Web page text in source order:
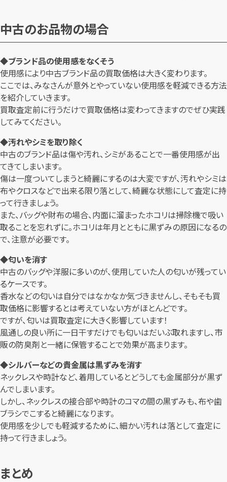
中古のお品物の場合
◆ブランド品の使用感をなくそう
使用感により中古ブランド品の買取価格は大きく変わります。
ここでは、みなさんが意外とやっていない使用感を軽減できる方法
を紹介していきます。
買取査定前に行うだけで買取価格は変わってきますのでぜひ実践
してみてください。
◆汚れやシミを取り除く
中古のブランド品は傷や汚れ、シミがあることで一番使用感が出
てきてしまいます。
傷は一度ついてしまうと綺麗にするのは大変ですが、汚れやシミは
布やクロスなどで出来る限り落として、綺麗な状態にして査定に持
って行きましょう。
また、バッグや財布の場合、内面に溜まったホコリは掃除機で吸い
取ることを忘れずに。ホコリは年月とともに黒ずみの原因になるの
で、注意が必要です。
◆匂いを消す
中古のバッグや洋服に多いのが、使用していた人の匂いが残ってい
るケースです。
香水などの匂いは自分ではなかなか気づきませんし、そもそも買
取価格に影響するとは考えていない方がほとんどです。
ですが、匂いは買取査定に大きく影響しています！
風通しの良い所に一日干すだけでも匂いはだいぶ取れますし、市
販の防臭剤と一緒に保管することで効果が高まります。
◆シルバーなどの貴金属は黒ずみを消す
ネックレスや時計など、着用しているとどうしても金属部分が黒ず
んでしまいます。
しかし、ネックレスの接合部や時計のコマの間の黒ずみも、布や歯
ブラシでこすると綺麗になります。
使用感を少しでも軽減するために、細かい汚れは落として査定に
持って行きましょう。
まとめ